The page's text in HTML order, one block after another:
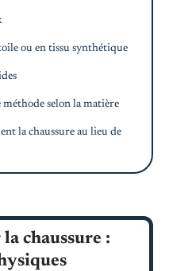
ou en tissu synthétique
selon la matière
la chaussure au lieu de
chaussure :